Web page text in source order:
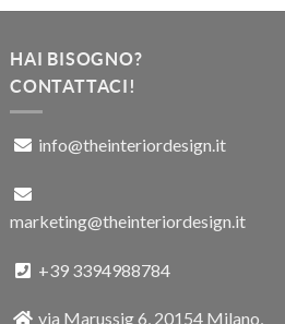
HAI BISOGNO?
CONTATTACI!
info@theinteriordesign.it
marketing@theinteriordesign.it
+39 3394988784
via Marussig 6, 20154 Milano,